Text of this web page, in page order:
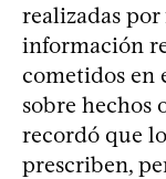
realizadas por
información
cometidos en
sobre hechos
recordó que
prescriben,